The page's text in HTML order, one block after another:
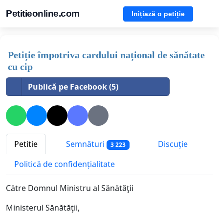
Petitieonline.com Inițiază o petiție
Petiție împotriva cardului național de sănătate
cu cip
Publică pe Facebook (5)
Petitie Semnături 3 223
Discuție
Politică de confidențialitate
Către Domnul Ministru al Sănătăţii
Ministerul Sănătăţii,